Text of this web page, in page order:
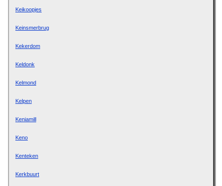
Keikoopjes
Keinsmerbrug
Kekerdom
Keldonk
Kelmond
Kelpen
Keniamill
Keno
Kenteken
Kerkbuurt